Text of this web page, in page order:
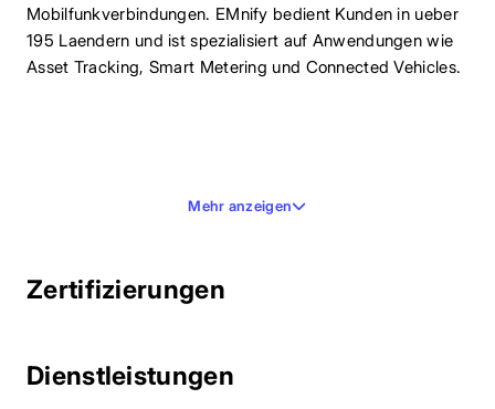
Mobilfunkverbindungen. EMnify bedient Kunden in ueber
195 Laendern und ist spezialisiert auf Anwendungen wie
Asset Tracking, Smart Metering und Connected Vehicles.
Mehr anzeigen
Zertifizierungen
Dienstleistungen